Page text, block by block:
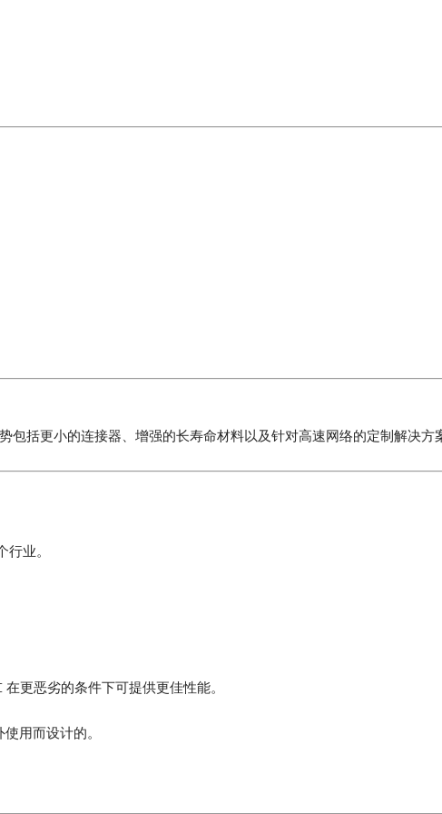
包括更小的连接器、增强的长寿命材料以及针对高速网络的定制解决方
行业。
更恶劣的条件下可提供更佳性能。
用而设计的。